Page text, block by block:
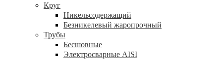
Круг
Никельсодержащий
Безникелевый жаропрочный
Трубы
Бесшовные
Электросварные AISI